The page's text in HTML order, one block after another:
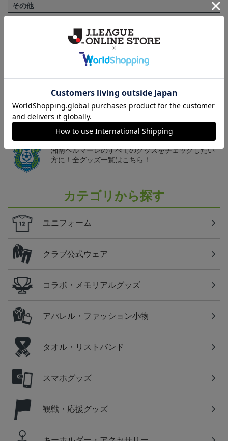
その他
ギフト対応について
トピックス
湘南
湘南ベルマーレのすべてのグッズをチェックしたい
方に！全グッズ一覧はこちら！
カテゴリから探す
ユニフォーム
クラブ公式ウェア
コラボ・メモリアルグッズ
アパレル・ファッション小物
タオル・リストバンド
スマホグッズ
観戦・応援グッズ